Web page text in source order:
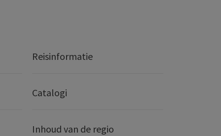
Reisinformatie
Catalogi
Inhoud van de regio